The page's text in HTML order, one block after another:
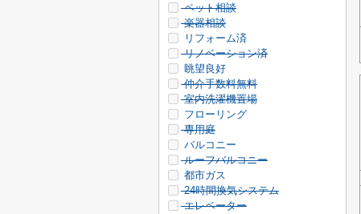
ペット相談
楽器相談
リフォーム済
リノベーション済
眺望良好
仲介手数料無料
室内洗濯機置場
フローリング
専用庭
バルコニー
ルーフバルコニー
都市ガス
24時間換気システム
エレベーター